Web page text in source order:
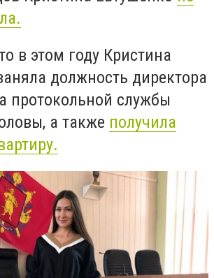
в этом году Кристина
должность директора
протокольной службы
а также получила